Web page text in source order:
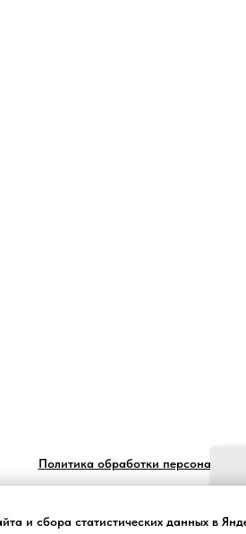
Политика обработки персональных
и сбора статистических данных в